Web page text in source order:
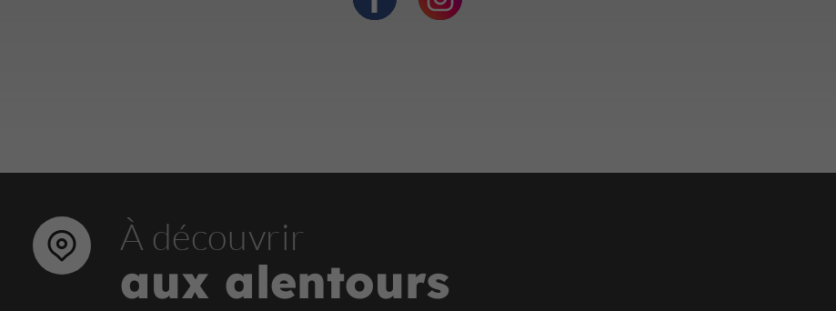
À découvrir
aux alentours